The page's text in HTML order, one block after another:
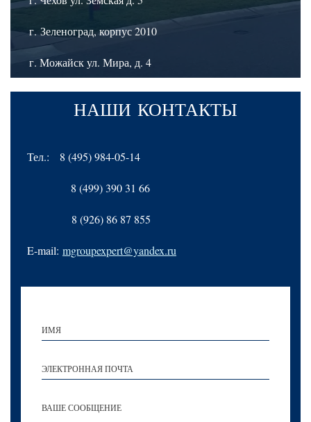
г. Зеленоград, корпус 2010
г. Можайск ул. Мира, д. 4
НАШИ КОНТАКТЫ
Тел.: 8 (495) 984-05-14
8 (499) 390 31 66
8 (926) 86 87 855
E-mail: mgroupexpert@yandex.ru
ИМЯ
ЭЛЕКТРОННАЯ ПОЧТА
ВАШЕ СООБЩЕНИЕ